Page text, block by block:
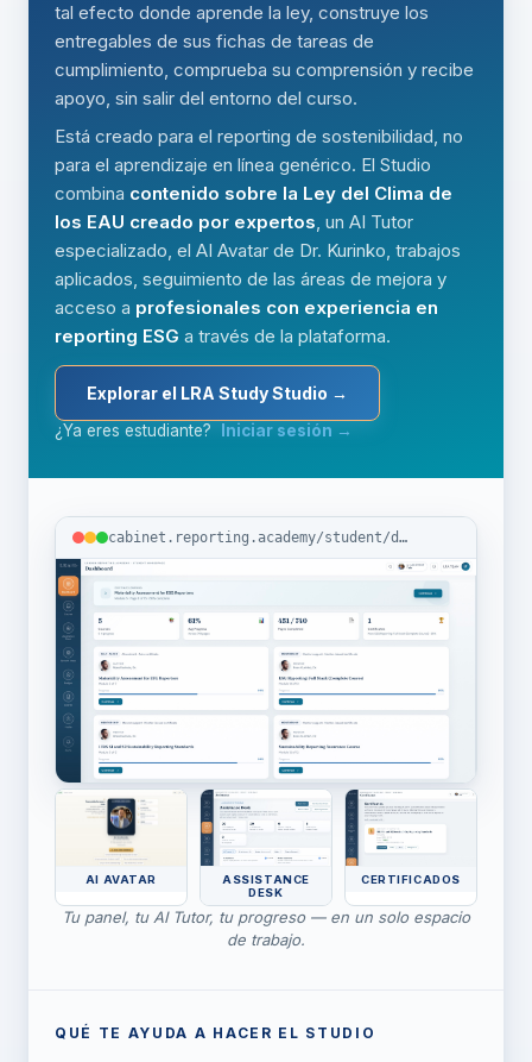
tal efecto donde aprende la ley, construye los
entregables de sus fichas de tareas de
cumplimiento, comprueba su comprensión y recibe
apoyo, sin salir del entorno del curso.
Está creado para el reporting de sostenibilidad, no
para el aprendizaje en línea genérico. El Studio
combina contenido sobre la Ley del Clima de
los EAU creado por expertos, un AI Tutor
especializado, el AI Avatar de Dr. Kurinko, trabajos
aplicados, seguimiento de las áreas de mejora y
acceso a profesionales con experiencia en
reporting ESG a través de la plataforma.
Explorar el LRA Study Studio →
¿Ya eres estudiante? Iniciar sesión →
cabinet.reporting.academy/student/dashboard
AI AVATAR
ASSISTANCE
DESK
CERTIFICADOS
Tu panel, tu AI Tutor, tu progreso — en un solo espacio
de trabajo.
QUÉ TE AYUDA A HACER EL STUDIO